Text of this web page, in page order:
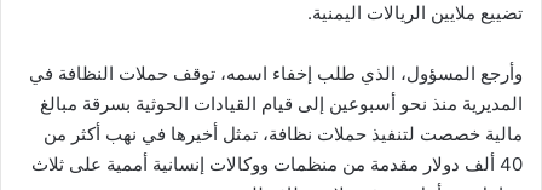
تضييع ملايين الريالات اليمنية.
وأرجع المسؤول، الذي طلب إخفاء اسمه، توقف حملات النظافة في
المديرية منذ نحو أسبوعين إلى قيام القيادات الحوثية بسرقة مبالغ
مالية خصصت لتنفيذ حملات نظافة، تمثل أخيرها في نهب أكثر من
40 ألف دولار مقدمة من منظمات ووكالات إنسانية أممية على ثلاث